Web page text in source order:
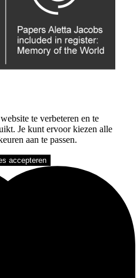
te verbeteren en te
Je kunt ervoor kiezen alle
aan te passen.
accepteren